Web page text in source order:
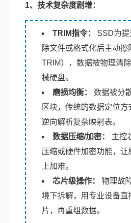
1、技术复杂度剧增：
TRIM指令：
SSD为提
除文件或格式化后主动擦
TRIM），数据被物理清
械硬盘。
磨损均衡：
数据被分
区块，传统的数据定位方
逆向解析复杂映射表。
数据压缩/加密：
主控
压缩或硬件加密功能，让
上加难。
芯片级操作：
物理故
境下拆解，用专业设备直
片，再重组数据。